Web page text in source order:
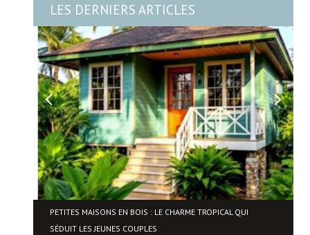
LES DERNIERS ARTICLES
PETITES MAISONS EN BOIS : LE CHARME TROPICAL QUI
SÉDUIT LES JEUNES COUPLES